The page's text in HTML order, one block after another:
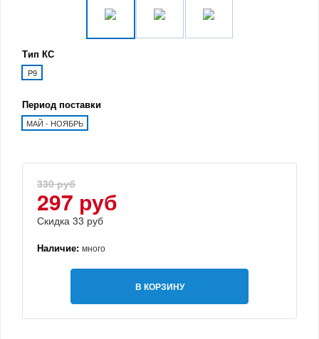
Тип КС
P9
Период поставки
МАЙ - НОЯБРЬ
330 руб
297 руб
Скидка 33 руб
Наличие: много
В КОРЗИНУ